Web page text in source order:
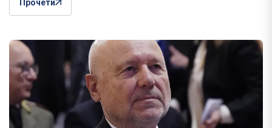
Прочети